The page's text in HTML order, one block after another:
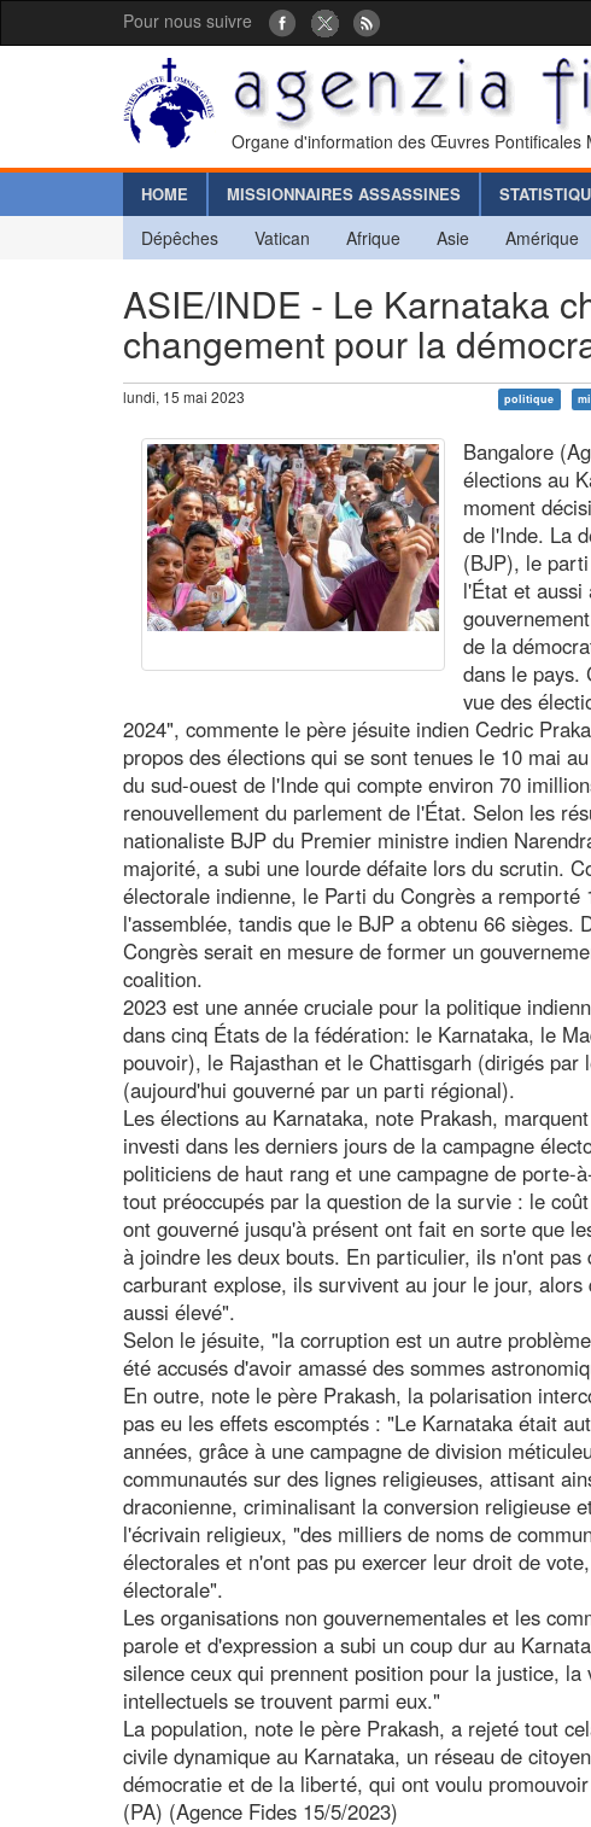
Pour nous suivre
Organe d'information des Œuvres Pontificales
HOME MISSIONNAIRES ASSASSINES
Dépêches Vatican Afrique Asie Amérique
ASIE/INDE - Le Karnataka
changement pour la
lundi, 15 mai 2023 politique
Bangalore
élections au
moment
de l'Inde. La
(BJP), le
l'État et aussi
de la
dans le pays.
vue des
2024", commente le père jésuite indien Cedric
propos des élections qui se sont tenues le 10 mai
du sud-ouest de l'Inde qui compte environ 70
renouvellement du parlement de l'État. Selon les
nationaliste BJP du Premier ministre indien
majorité, a subi une lourde défaite lors du scrutin.
électorale indienne, le Parti du Congrès a remporté
l'assemblée, tandis que le BJP a obtenu 66 sièges.
Congrès serait en mesure de former un
coalition.
2023 est une année cruciale pour la politique
dans cinq États de la fédération: le Karnataka, le
pouvoir), le Rajasthan et le Chattisgarh (dirigés par
(aujourd'hui gouverné par un parti régional).
Les élections au Karnataka, note Prakash,
investi dans les derniers jours de la campagne
politiciens de haut rang et une campagne de porte-
tout préoccupés par la question de la survie : le
ont gouverné jusqu'à présent ont fait en sorte que
à joindre les deux bouts. En particulier, ils n'ont
carburant explose, ils survivent au jour le jour,
aussi élevé".
Selon le jésuite, "la corruption est un autre
été accusés d'avoir amassé des sommes
En outre, note le père Prakash, la polarisation
pas eu les effets escomptés : "Le Karnataka était
années, grâce à une campagne de division
communautés sur des lignes religieuses, attisant
draconienne, criminalisant la conversion religieuse
l'écrivain religieux, "des milliers de noms de
électorales et n'ont pas pu exercer leur droit de
électorale".
Les organisations non gouvernementales et les
parole et d'expression a subi un coup dur au
silence ceux qui prennent position pour la justice,
intellectuels se trouvent parmi eux."
La population, note le père Prakash, a rejeté tout
civile dynamique au Karnataka, un réseau de
démocratie et de la liberté, qui ont voulu
(PA) (Agence Fides 15/5/2023)